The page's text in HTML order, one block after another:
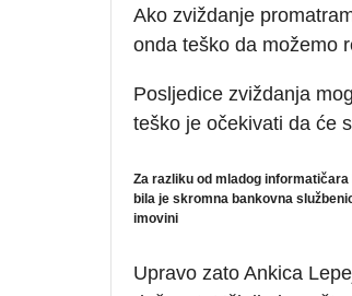
Ako zviždanje
onda teško da možemo
Posljedice zviždanja
teško je očekivati da će
Za razliku od mladog
bila je skromna bankovna
imovini
Upravo zato Ankica